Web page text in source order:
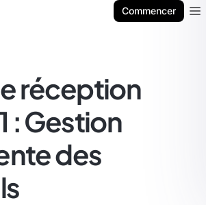
Commencer
réception
: Gestion
des